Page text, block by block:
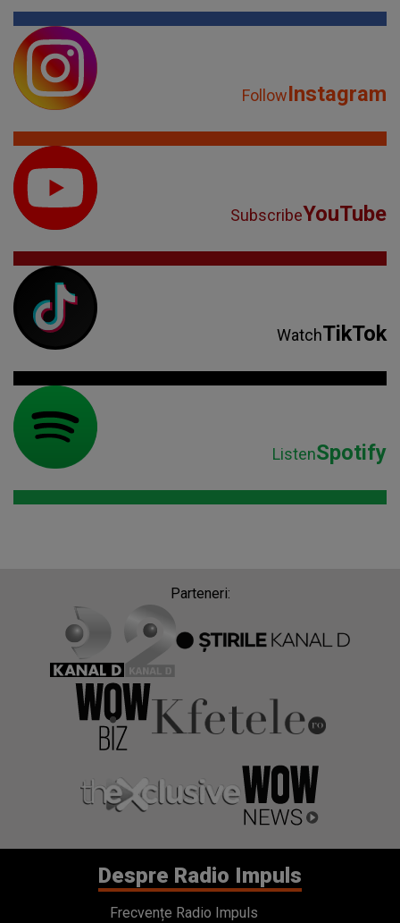
FollowInstagram
SubscribeYouTube
WatchTikTok
ListenSpotify
Parteneri:
Despre Radio Impuls
Frecvențe Radio Impuls